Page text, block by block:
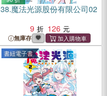
38.魔法光源股份有限公司02
9
126
無庫存
書紐電子書